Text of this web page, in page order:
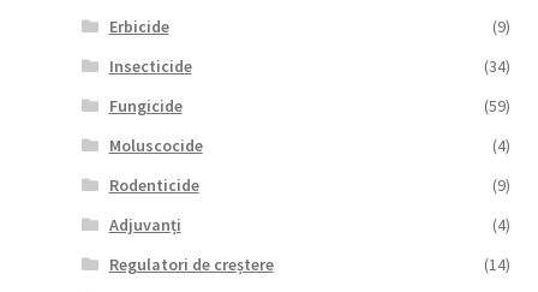
Erbicide
(9)
Insecticide
(34)
Fungicide
(59)
Moluscocide
(4)
Rodenticide
(9)
Adjuvanți
(4)
Regulatori de creștere
(14)